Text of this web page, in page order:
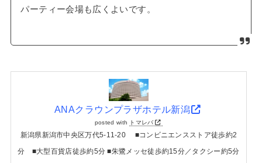
パーティー会場も広くよいです。
ANAクラウンプラザホテル新潟
posted with トマレバ
新潟県新潟市中央区万代5-11-20 ■コンビニエンスストア徒歩約2
分 ■大型百貨店徒歩約5分 ■朱鷺メッセ徒歩約15分／タクシー約5分